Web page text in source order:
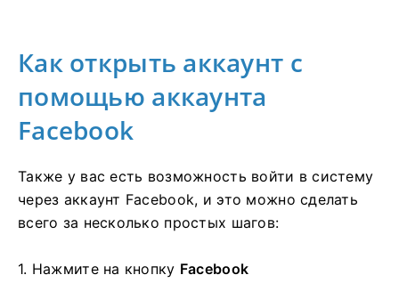
Как открыть аккаунт с
помощью аккаунта
Facebook
Также у вас есть возможность войти в систему
через аккаунт Facebook, и это можно сделать
всего за несколько простых шагов:
1. Нажмите на кнопку Facebook